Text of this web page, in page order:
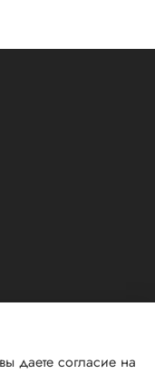
даете согласие на